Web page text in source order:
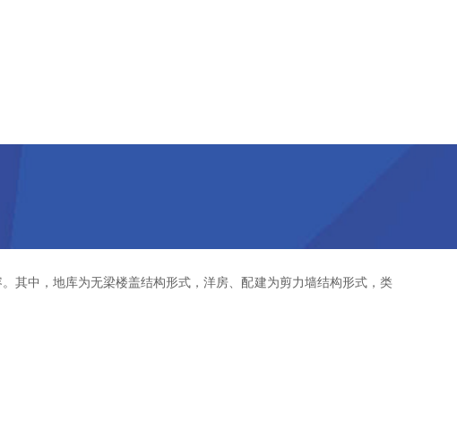
其中，地库为无梁楼盖结构形式，洋房、配建为剪力墙结构形式，类